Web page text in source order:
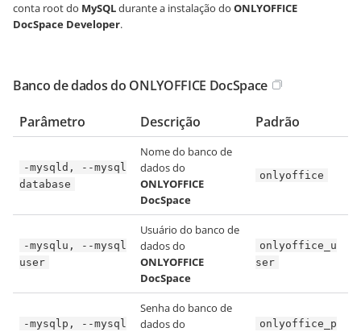
conta root do MySQLdurante a instalação do ONLYOFFICE
DocSpace Developer.
Banco de dados do ONLYOFFICE DocSpace
Parâmetro Descrição Padrão
-mysqld, --mysql
database
Nome do banco de
dados do
ONLYOFFICE
DocSpace
onlyoffice
-mysqlu, --mysql
user
Usuário do banco de
dados do
ONLYOFFICE
DocSpace
onlyoffice_u
ser
-mysqlp, --mysql
Senha do banco de
dados do
onlyoffice_p